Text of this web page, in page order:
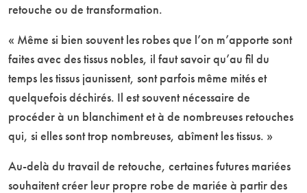
retouche ou de transformation.
« Même si bien souvent les robes que l’on m’apporte sont
faites avec des tissus nobles, il faut savoir qu’au fil du
temps les tissus jaunissent, sont parfois même mités et
quelquefois déchirés. Il est souvent nécessaire de
procéder à un blanchiment et à de nombreuses retouches
qui, si elles sont trop nombreuses, abîment les tissus. »
Au-delà du travail de retouche, certaines futures mariées
souhaitent créer leur propre robe de mariée à partir des